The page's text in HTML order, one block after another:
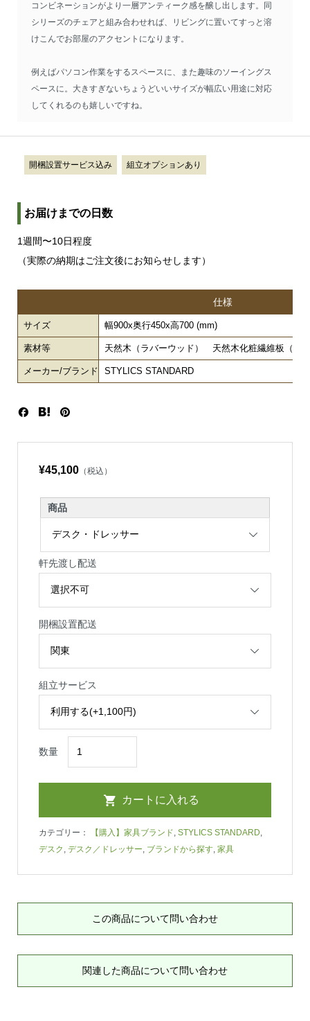
コンビネーションがより一層アンティーク感を醸し出します。同
シリーズのチェアと組み合わせれば、リビングに置いてすっと溶
けこんでお部屋のアクセントになります。
例えばパソコン作業をするスペースに、また趣味のソーイングス
ペースに。大きすぎないちょうどいいサイズが幅広い用途に対応
してくれるのも嬉しいですね。
開梱設置サービス込み 組立オプションあり
お届けまでの日数
1週間〜10日程度
（実際の納期はご注文後にお知らせします）
仕様
サイズ 幅900x奥行450x高700 (mm)
素材等 天然木（ラバーウッド） 天然木化粧繊維板（ウ
メーカー/ブランド STYLICS STANDARD
¥45,100（税込）
商品
軒先渡し配送
開梱設置配送
組立サービス
数量
カテゴリー： 【購入】家具ブランド, STYLICS STANDARD,
デスク , デスク／ドレッサー, ブランドから探す, 家具
この商品について問い合わせ
関連した商品について問い合わせ